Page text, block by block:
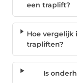
een traplift?
Hoe vergelijk
trapliften?
Is